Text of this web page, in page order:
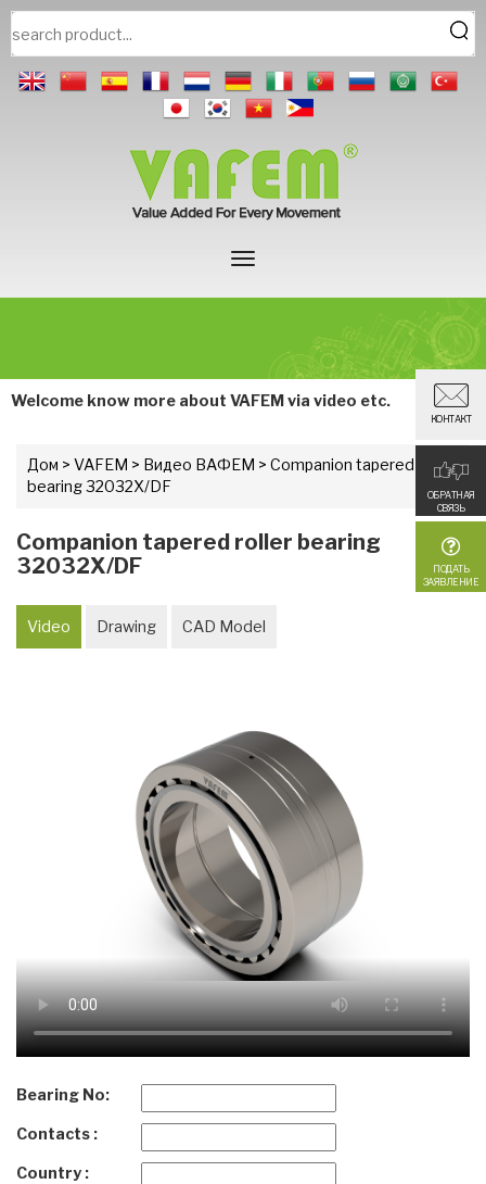
Welcome know more about VAFEM via video etc.
Дом > VAFEM > Видео ВАФЕМ > Companion tapered roller
bearing 32032X/DF
Companion tapered roller bearing
32032X/DF
Video Drawing CAD Model
Bearing No:
Contacts :
Country :
КОНТАКТ
ОБРАТНАЯ
СВЯЗЬ
ПОДАТЬ
ЗАЯВЛЕНИЕ